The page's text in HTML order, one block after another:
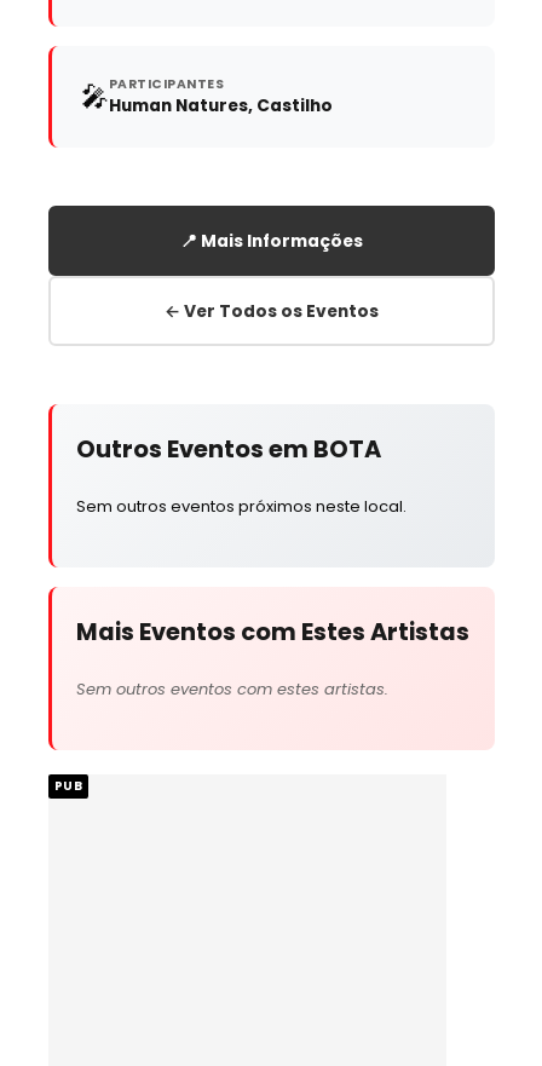
🎤PARTICIPANTES
Human Natures, Castilho
📍 Mais Informações
← Ver Todos os Eventos
Outros Eventos em BOTA
Sem outros eventos próximos neste local.
Mais Eventos com Estes Artistas
Sem outros eventos com estes artistas.
PUB